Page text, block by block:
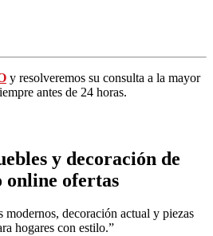
y resolveremos su consulta a la mayor
antes de 24 horas.
decoración actual y piezas
hogares con estilo.”